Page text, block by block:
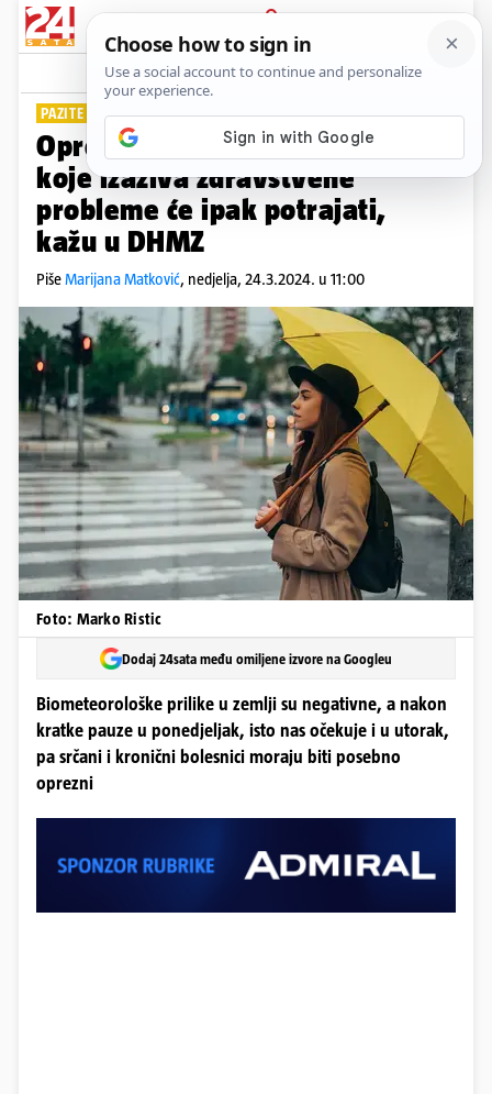
PRIJAVA
Lifestyle Komentari
PAZITE NA ZDRAVLJE
Oprez, promjenjivo vrijeme
koje izaziva zdravstvene
probleme će ipak potrajati,
kažu u DHMZ
PišeMarijana Matković, nedjelja, 24.3.2024. u 11:00
Foto: Marko Ristic
Dodaj 24sata među omiljene izvore na Googleu
Biometeorološke prilike u zemlji su negativne, a nakon
kratke pauze u ponedjeljak, isto nas očekuje i u utorak,
pa srčani i kronični bolesnici moraju biti posebno
oprezni